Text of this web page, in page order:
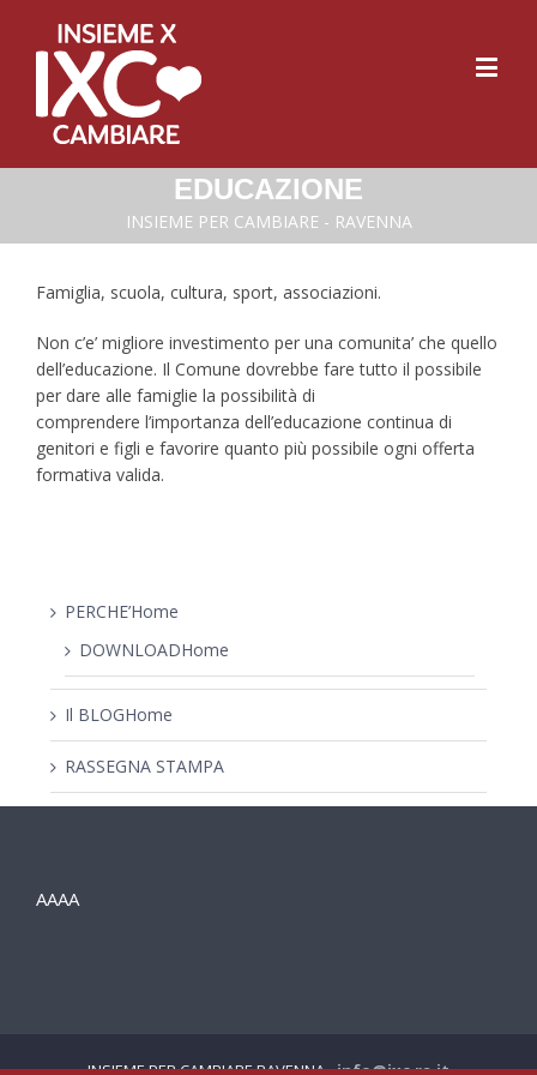
EDUCAZIONE
INSIEME PER CAMBIARE - RAVENNA
Famiglia, scuola, cultura, sport, associazioni.
Non c’e’ migliore investimento per una comunita’ che quello
dell’educazione. Il Comune dovrebbe fare tutto il possibile
per dare alle famiglie la possibilità di
comprendere l’importanza dell’educazione continua di
genitori e figli e favorire quanto più possibile ogni offerta
formativa valida.
PERCHE’Home
DOWNLOADHome
Il BLOGHome
RASSEGNA STAMPA
AAAA
INSIEME PER CAMBIARE RAVENNA -info@ixc.ra.it